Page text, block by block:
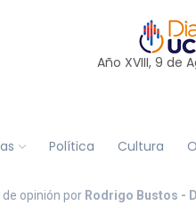
Año XVIII, 9 de
Política Cultura
opinión por Rodrigo Bustos -